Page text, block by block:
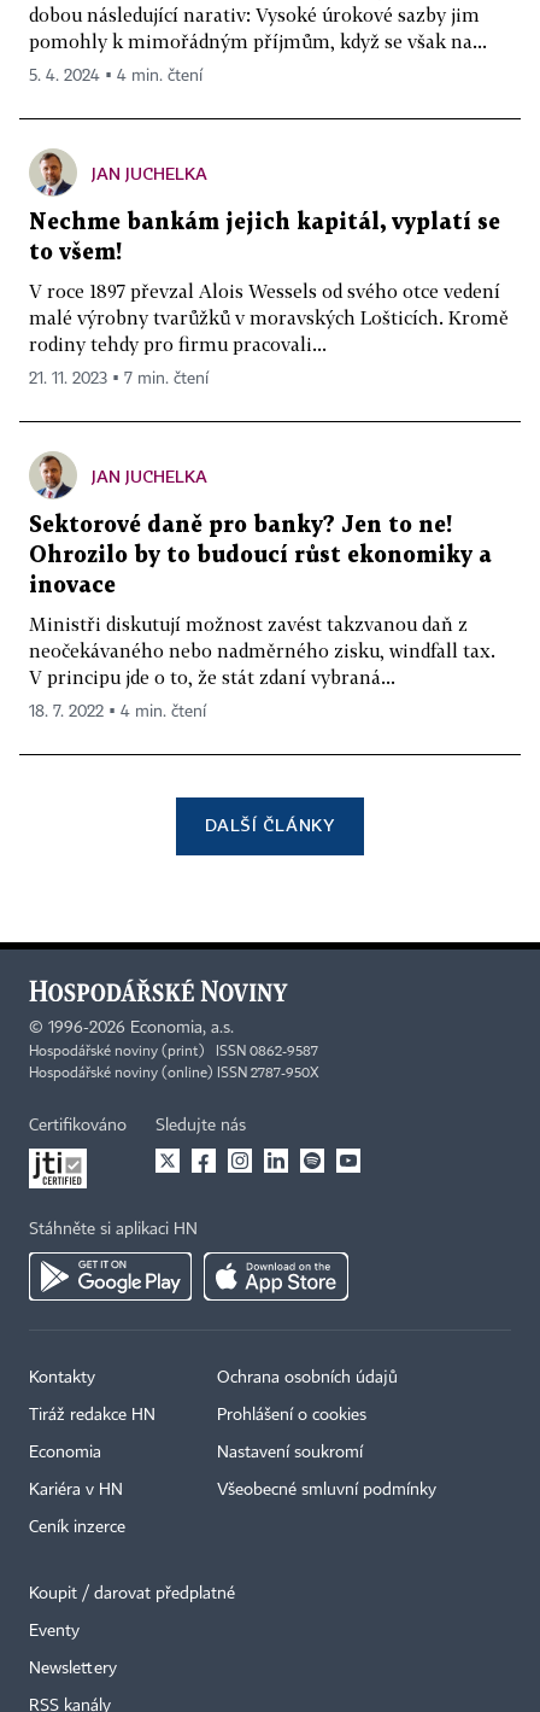
dobou následující narativ: Vysoké úrokové sazby jim
pomohly k mimořádným příjmům, když se však na...
5. 4. 2024 ▪ 4 min. čtení
JAN JUCHELKA
Nechme bankám jejich kapitál, vyplatí se
to všem!
V roce 1897 převzal Alois Wessels od svého otce vedení
malé výrobny tvarůžků v moravských Lošticích. Kromě
rodiny tehdy pro firmu pracovali...
21. 11. 2023 ▪ 7 min. čtení
JAN JUCHELKA
Sektorové daně pro banky? Jen to ne!
Ohrozilo by to budoucí růst ekonomiky a
inovace
Ministři diskutují možnost zavést takzvanou daň z
neočekávaného nebo nadměrného zisku, windfall tax.
V principu jde o to, že stát zdaní vybraná...
18. 7. 2022 ▪ 4 min. čtení
DALŠÍ ČLÁNKY
© 1996-2026 Economia, a.s.
Hospodářské noviny (print) ISSN 0862-9587
Hospodářské noviny (online) ISSN 2787-950X
Certifikováno Sledujte nás
Stáhněte si aplikaci HN
Kontakty
Tiráž redakce HN
Economia
Kariéra v HN
Ceník inzerce
Ochrana osobních údajů
Prohlášení o cookies
Nastavení soukromí
Všeobecné smluvní podmínky
Koupit / darovat předplatné
Eventy
Newslettery
RSS kanály